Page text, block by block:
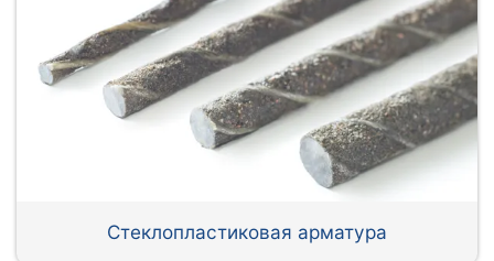
Стеклопластиковая арматура